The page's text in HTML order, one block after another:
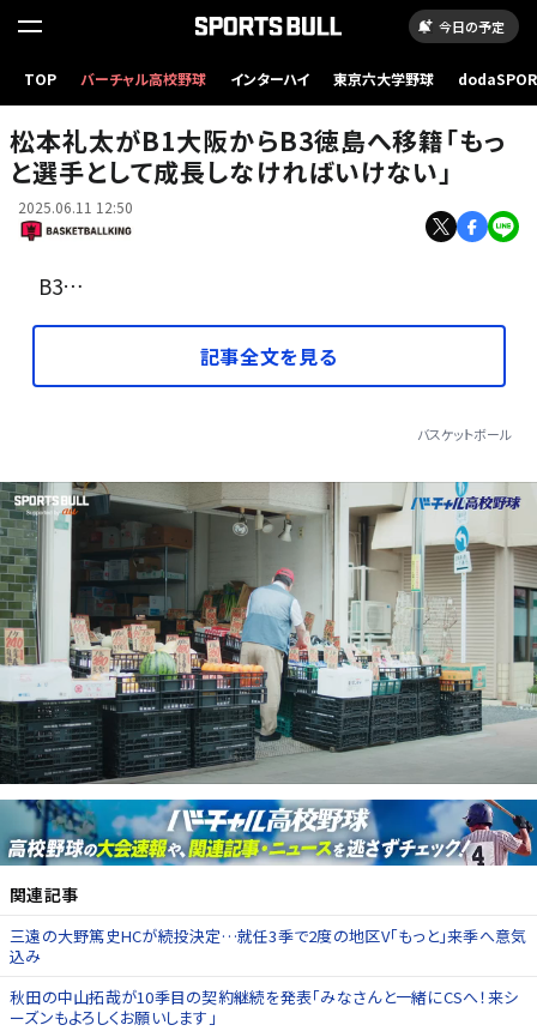
今日の予定
TOP バーチャル高校野球 インターハイ 東京六大学野球
B3徳島への移籍が決まった松本礼太［写真］＝B.LEAGUE
松本礼太がB1大阪からB3徳島へ移籍「もっ
と選手として成長しなければいけない」
2025.06.11 12:50
B3…
記事全文を見る
バスケットボール
関連記事
三遠の大野篤史HCが続投決定…就任3季で2度の地区V「もっと」来季へ意気
込み
秋田の中山拓哉が10季目の契約継続を発表「みなさんと一緒にCSへ！来シ
ーズンもよろしくお願いします」